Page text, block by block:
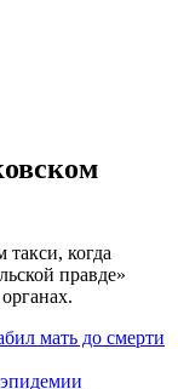
когда
правде»
мать до смерти